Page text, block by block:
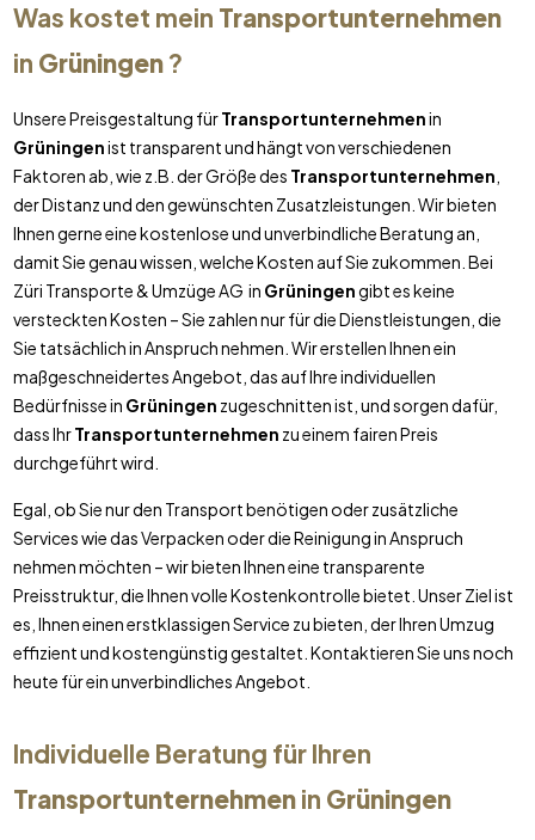
Was kostet mein Transportunternehmen
in Grüningen?
Unsere Preisgestaltung fürTransportunternehmenin
Grüningenist transparent und hängt von verschiedenen
Faktoren ab, wie z.B. der Größe des Transportunternehmen
der Distanz und den gewünschten Zusatzleistungen. Wir bieten
Ihnen gerne eine kostenlose und unverbindliche Beratung an,
damit Sie genau wissen, welche Kosten auf Sie zukommen. Bei
Züri Transporte & Umzüge AG in Grüningengibt es keine
versteckten Kosten – Sie zahlen nur für die Dienstleistungen, die
Sie tatsächlich in Anspruch nehmen. Wir erstellen Ihnen ein
maßgeschneidertes Angebot, das auf Ihre individuellen
Bedürfnisse in Grüningen zugeschnitten ist, und sorgen dafür,
dass IhrTransportunternehmen zu einem fairen Preis
durchgeführt wird.
Egal, ob Sie nur den Transport benötigen oder zusätzliche
Services wie das Verpacken oder die Reinigung in Anspruch
nehmen möchten – wir bieten Ihnen eine transparente
Preisstruktur, die Ihnen volle Kostenkontrolle bietet. Unser Ziel ist
es, Ihnen einen erstklassigen Service zu bieten, der Ihren Umzug
effizient und kostengünstig gestaltet. Kontaktieren Sie uns noch
heute für ein unverbindliches Angebot.
Individuelle Beratung für Ihren
Transportunternehmenin Grüningen